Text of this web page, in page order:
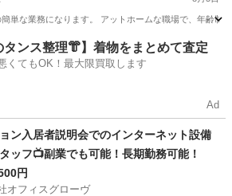
単な業務になります。 アットホームな職場で、年齢
駅 旅館 業務
タンス整理👘】着物をまとめて査定
くてもOK！最大限買取します
Ad
ン入居者説明会でのインターネット設備
ッフ📺副業でも可能！長期勤務可能！
円
オフィスグローヴ